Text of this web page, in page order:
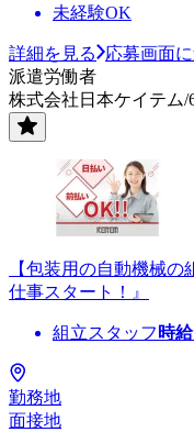
未経験OK
詳細を見る
応募画面
派遣労働者
株式会社日本ケイテム/
【包装用の自動機械
仕事スタート！』
組立スタッフ 時給
勤務地
面接地